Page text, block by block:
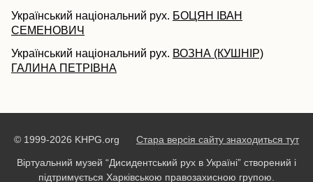
Український національний рух. БОЦЯН ІВАН
СЕМЕНОВИЧ
Український національний рух. ВОЗНА (КУШНІР)
ГАЛИНА ПЕТРІВНА
© 1999-2026 KHPG.org Стара версія сайту знаходиться тут
Віртуальний музей “Дисидентський рух в Україні” створений і
підтримується Харківською правозахисною групою.